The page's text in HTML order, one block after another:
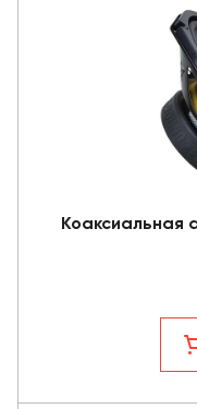
Коаксиальная